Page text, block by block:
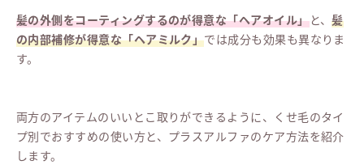
髪の外側をコーティングするのが得意な「ヘアオイル」と、髪
の内部補修が得意な「ヘアミルク」では成分も効果も異なりま
す。
両方のアイテムのいいとこ取りができるように、くせ毛のタイ
プ別でおすすめの使い方と、プラスアルファのケア方法を紹介
します。